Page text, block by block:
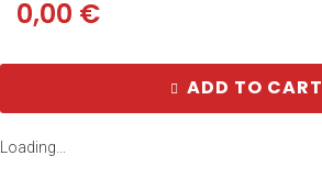
0,00 €
ADD TO CART
Loading...